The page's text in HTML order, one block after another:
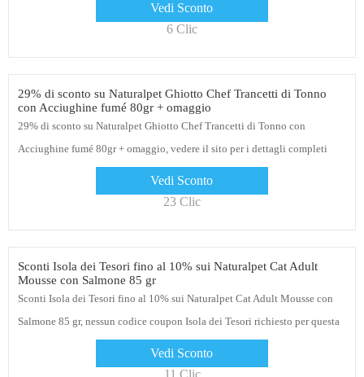
Vedi Sconto
6 Clic
29% di sconto su Naturalpet Ghiotto Chef Trancetti di Tonno
con Acciughine fumé 80gr + omaggio
29% di sconto su Naturalpet Ghiotto Chef Trancetti di Tonno con
Acciughine fumé 80gr + omaggio, vedere il sito per i dettagli completi
Vedi Sconto
23 Clic
Sconti Isola dei Tesori fino al 10% sui Naturalpet Cat Adult
Mousse con Salmone 85 gr
Sconti Isola dei Tesori fino al 10% sui Naturalpet Cat Adult Mousse con
Salmone 85 gr, nessun codice coupon Isola dei Tesori richiesto per questa
Vedi Sconto